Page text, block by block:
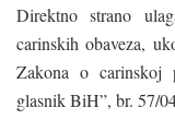
Direktno strano
carinskih obaveza,
Zakona o carinskoj
glasnik BiH”, br. 57/